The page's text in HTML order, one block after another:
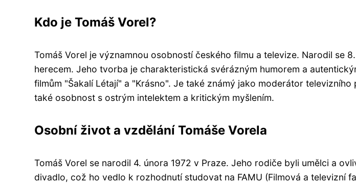
Kdo je Tomáš Vorel?
Tomáš Vorel je významnou osobností českého filmu a televize. Narodil se
herecem. Jeho tvorba je charakteristická svérázným humorem a
filmům "Šakalí Létají" a "Krásno". Je také známý jako moderátor
také osobnost s ostrým intelektem a kritickým myšlením.
Osobní život a vzdělání Tomáše Vorela
Tomáš Vorel se narodil 4. února 1972 v Praze. Jeho rodiče byli umělci a
divadlo, což ho vedlo k rozhodnutí studovat na FAMU (Filmová a televizní